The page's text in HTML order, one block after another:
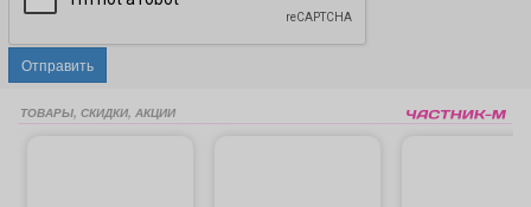
Отправить
ТОВАРЫ, СКИДКИ, АКЦИИ